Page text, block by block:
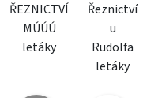
ŘEZNICTVÍ
MÚÚÚ
letáky
Řeznictví
u
Rudolfa
letáky